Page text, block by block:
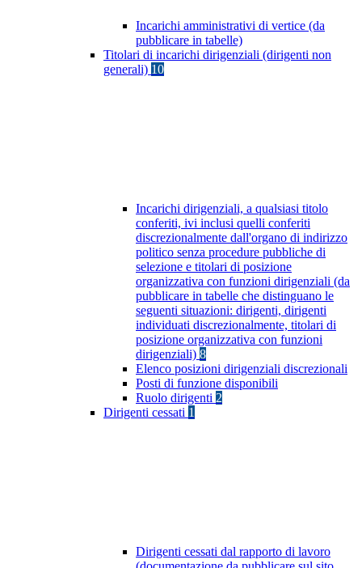
Incarichi amministrativi di vertice (da
pubblicare in tabelle)
Titolari di incarichi dirigenziali (dirigenti non
generali) 10
Incarichi dirigenziali, a qualsiasi titolo
conferiti, ivi inclusi quelli conferiti
discrezionalmente dall'organo di indirizzo
politico senza procedure pubbliche di
selezione e titolari di posizione
organizzativa con funzioni dirigenziali (da
pubblicare in tabelle che distinguano le
seguenti situazioni: dirigenti, dirigenti
individuati discrezionalmente, titolari di
posizione organizzativa con funzioni
dirigenziali) 8
Elenco posizioni dirigenziali discrezionali
Posti di funzione disponibili
Ruolo dirigenti 2
Dirigenti cessati 1
Dirigenti cessati dal rapporto di lavoro